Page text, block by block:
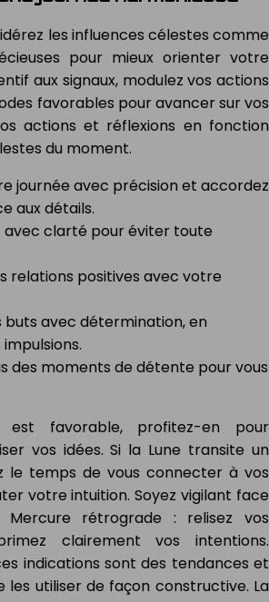
les influences célestes comme
pour mieux orienter votre
aux signaux, modulez vos actions
favorables pour avancer sur vos
actions et réflexions en fonction
du moment.
journée avec précision et accordez
aux détails.
avec clarté pour éviter toute
relations positives avec votre
buts avec détermination, en
des moments de détente pour vous
est favorable, profitez-en pour
vos idées. Si la Lune transite un
le temps de vous connecter à vos
votre intuition. Soyez vigilant face
Mercure rétrograde : relisez vos
clairement vos intentions.
indications sont des tendances et
les utiliser de façon constructive. La